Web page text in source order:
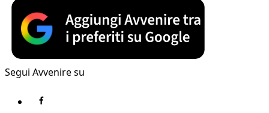
Segui Avvenire su